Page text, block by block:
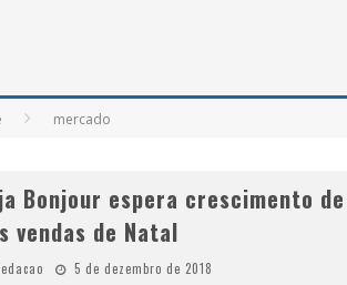
mercado
Bonjour espera crescimento
vendas de Natal
5 de dezembro de 2018